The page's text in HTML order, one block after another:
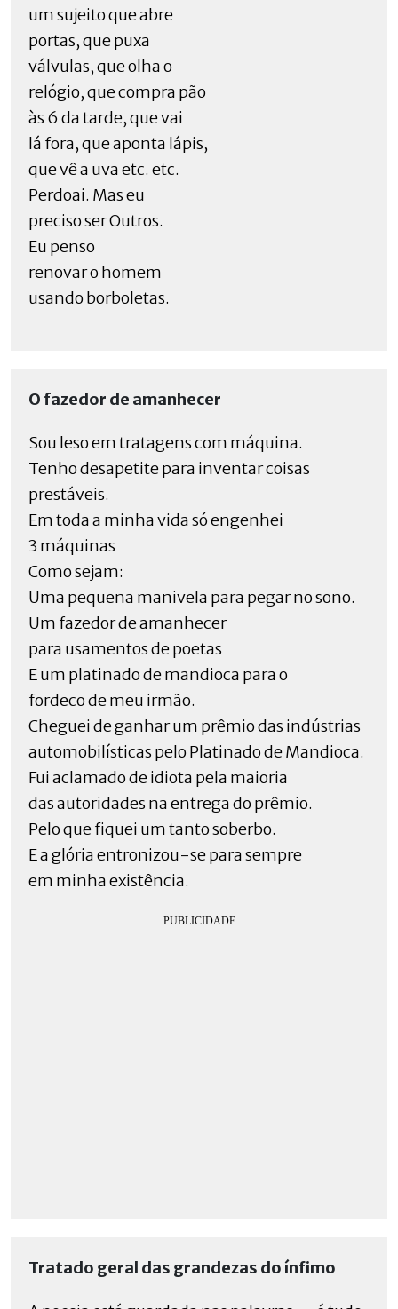
um sujeito que abre
portas, que puxa
válvulas, que olha o
relógio, que compra pão
às 6 da tarde, que vai
lá fora, que aponta lápis,
que vê a uva etc. etc.
Perdoai. Mas eu
preciso ser Outros.
Eu penso
renovar o homem
usando borboletas.
O fazedor de amanhecer
Sou leso em tratagens com máquina.
Tenho desapetite para inventar coisas
prestáveis.
Em toda a minha vida só engenhei
3 máquinas
Como sejam:
Uma pequena manivela para pegar no sono.
Um fazedor de amanhecer
para usamentos de poetas
E um platinado de mandioca para o
fordeco de meu irmão.
Cheguei de ganhar um prêmio das indústrias
automobilísticas pelo Platinado de Mandioca.
Fui aclamado de idiota pela maioria
das autoridades na entrega do prêmio.
Pelo que fiquei um tanto soberbo.
E a glória entronizou-se para sempre
em minha existência.
Tratado geral das grandezas do ínfimo